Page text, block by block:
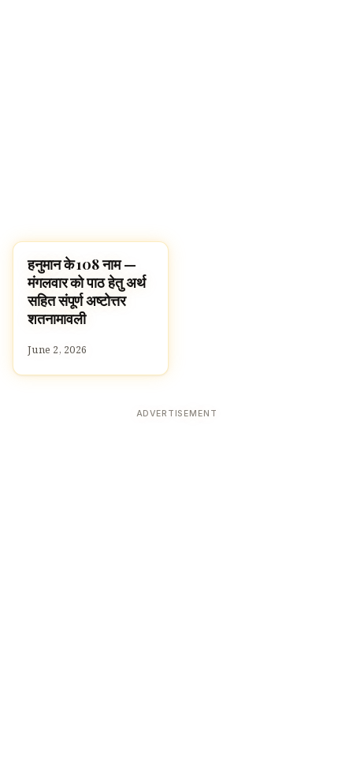
पूजा, श्लोक और मंत्र
हनुमान के 108 नाम —
मंगलवार को पाठ हेतु अर्थ
सहित संपूर्ण अष्टोत्तर
शतनामावली
June 2, 2026
ADVERTISEMENT